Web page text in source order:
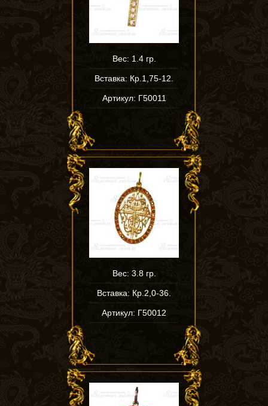
Вес: 1.4 гр.
Вставка: Кр.1,75-12.
Артикул: Г50011
Вес: 3.8 гр.
Вставка: Кр.2,0-36.
Артикул: Г50012